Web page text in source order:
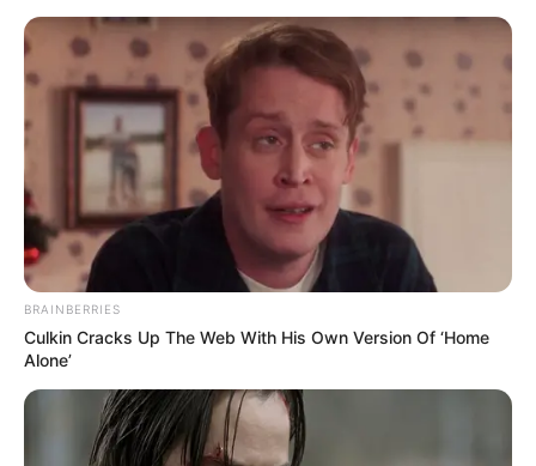
16:00 Uhr) - Telefon: 03643-511919
Auswahl von Veranstaltungen in Weimar und
Umgebung:
Circus in den Sommerferien
Circus Bernardo mit einen abwechslungsreichen
Person 2€ Euro kostenlos nutzbar, die Hüpfburgen
und Eisenbahn im Funpark ab 10.00 Uhr geöffnet
BRAINBERRIES
Culkin Cracks Up The Web With His Own Version Of ‘Home
Alone’